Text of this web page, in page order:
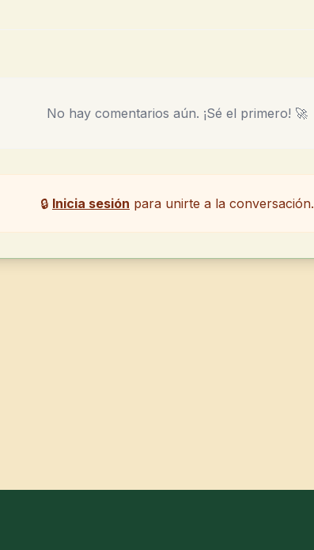
No hay comentarios aún. ¡Sé el primero! 🚀
🔒 Inicia sesión para unirte a la conversación.